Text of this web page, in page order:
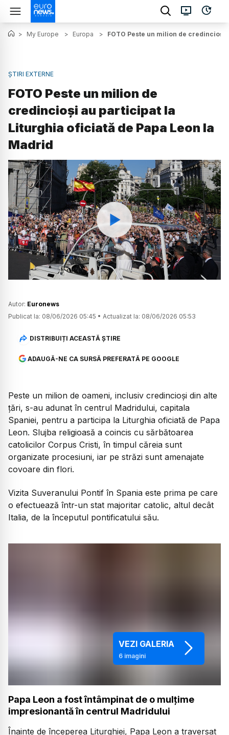
> My Europe > Europa > FOTO Peste un milion de
ȘTIRI EXTERNE
FOTO Peste un milion de
credincioși au participat la
Liturghia oficiată de Papa Leon la
Madrid
Watch
Autor: Euronews
Publicat la: 08/06/2026 05:45 • Actualizat la: 08/06/2026 05:53
DISTRIBUIȚI ACEASTĂ ȘTIRE
ADAUGĂ-NE CA SURSĂ PREFERATĂ PE GOOGLE
Peste un milion de oameni, inclusiv credincioși din alte
țări, s-au adunat în centrul Madridului, capitala
Spaniei, pentru a participa la Liturghia oficiată de Papa
Leon. Slujba religioasă a coincis cu sărbătoarea
catolicilor Corpus Cristi, în timpul căreia sunt
organizate procesiuni, iar pe străzi sunt amenajate
covoare din flori.
Vizita Suveranului Pontif în Spania este prima pe care
o efectuează într-un stat majoritar catolic, altul decât
Italia, de la începutul pontificatului său.
VEZI GALERIA
6imagini
Papa Leon a fost întâmpinat de o mulțime
impresionantă în centrul Madridului
Înainte de începerea Liturghiei, Papa Leon a traversat